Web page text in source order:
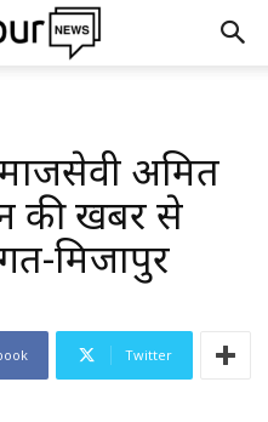
अमित
की खबर से
मिर्जापुर
Twitter